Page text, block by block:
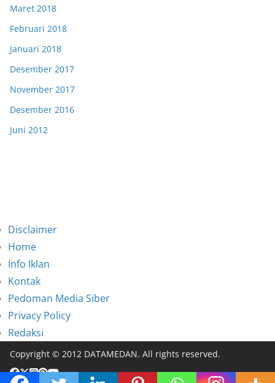
Maret 2018
Februari 2018
Januari 2018
Desember 2017
November 2017
Desember 2016
Juni 2012
Disclaimer
Home
Info Iklan
Kontak
Pedoman Media Siber
Privacy Policy
Redaksi
Copyright © 2012 DATAMEDAN. All rights reserved.